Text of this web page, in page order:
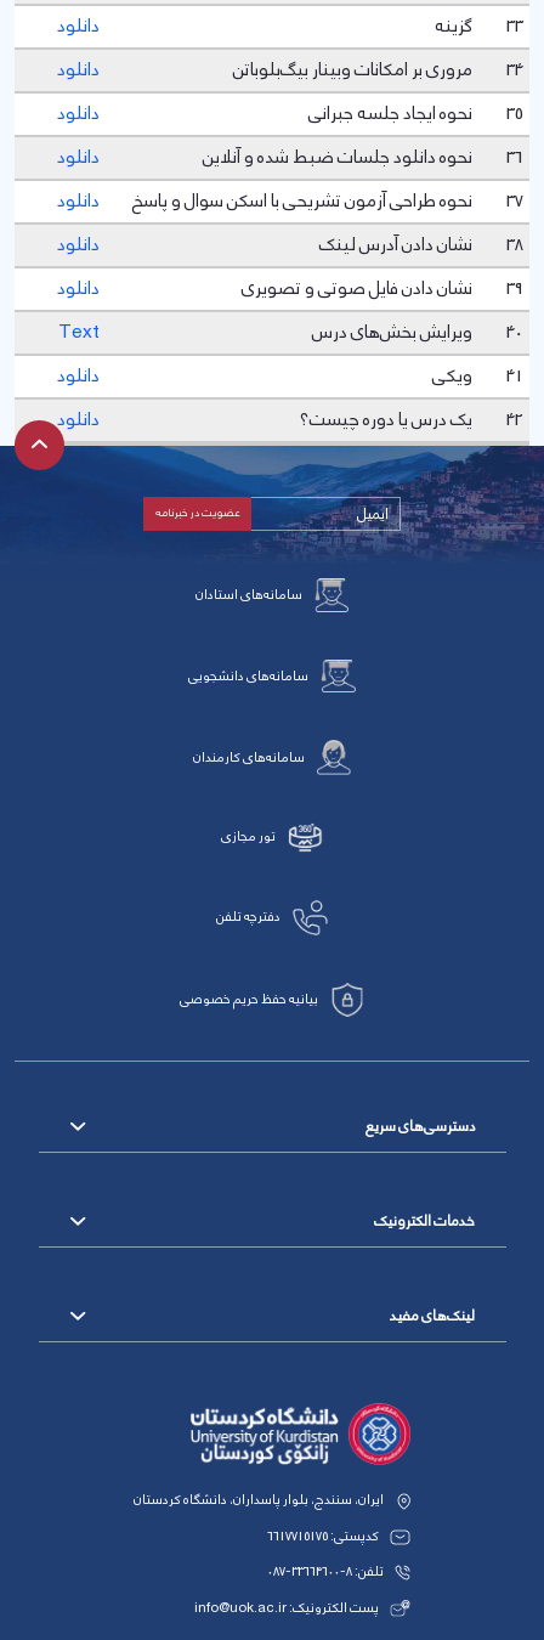
33
گزینه
دانلود
34
مروری بر امکانات وبینار بیگ‌بلوباتن
دانلود
35
نحوه ایجاد جلسه جبرانی
دانلود
36
نحوه دانلود جلسات ضبط شده و آنلاین
دانلود
37
نحوه طراحی آزمون تشریحی با اسکن سوال و پاسخ
دانلود
38
نشان دادن آدرس لینک
دانلود
39
نشان دادن فایل صوتی و تصویری
دانلود
40
ویرایش بخش‌های درس
Text
41
ویکی
دانلود
42
یک درس یا دوره چیست؟ دانلود
سامانه‌های استادان
سامانه‌های دانشجویی
سامانه‌های کارمندان
تور مجازی
دفترچه تلفن
بیانیه حفظ حریم خصوصی
دسترسی‌های سریع
خدمات الکترونیک
لینک‌های مفید
ایران، سنندج، بلوار پاسداران، دانشگاه کردستان
کدپستی: 6617715175
تلفن: 8-33664600-087
پست الکترونیک: info@uok.ac.ir